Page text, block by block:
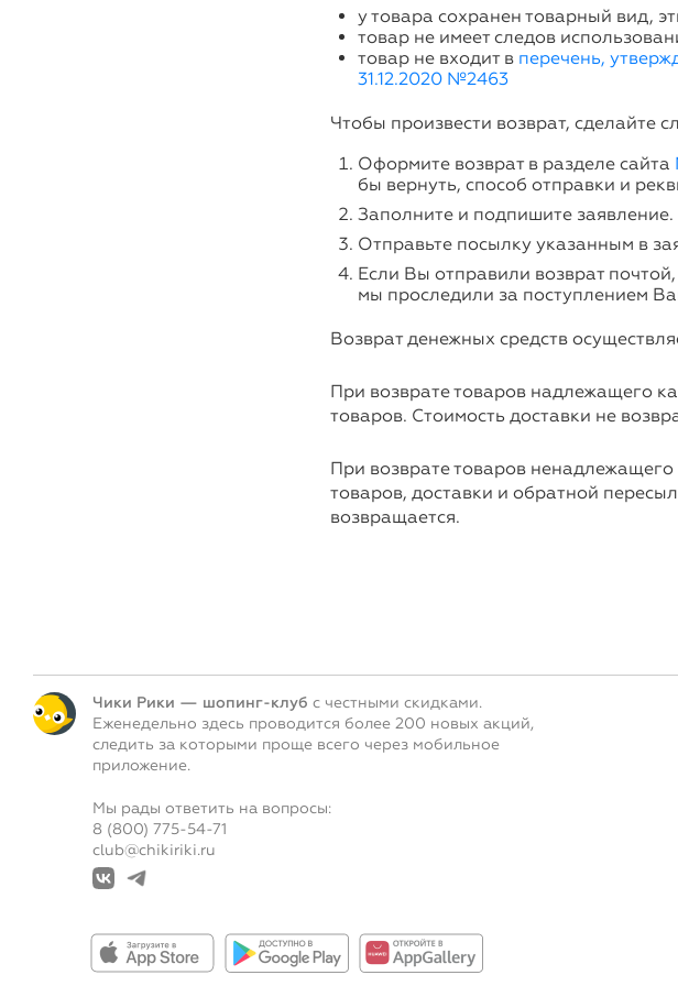
у товара сохранен товарный вид,
товар не имеет следов
товар не входит в перечень,
31.12.2020 №2463
Чтобы произвести возврат, сделайте
Оформите возврат в разделе сайта
бы вернуть, способ отправки и
Заполните и подпишите
Отправьте посылку указанным в
Если Вы отправили возврат
мы проследили за поступлением
Возврат денежных средств
При возврате товаров надлежащего
товаров. Стоимость доставки не
При возврате товаров
товаров, доставки и обратной
возвращается.
Чики Рики — шопинг-клуб с честными скидками.
Еженедельно здесь проводится более 200 новых акций,
следить за которыми проще всего через мобильное
приложение.
Мы рады ответить на вопросы:
8 (800) 775-54-71
club@chikiriki.ru